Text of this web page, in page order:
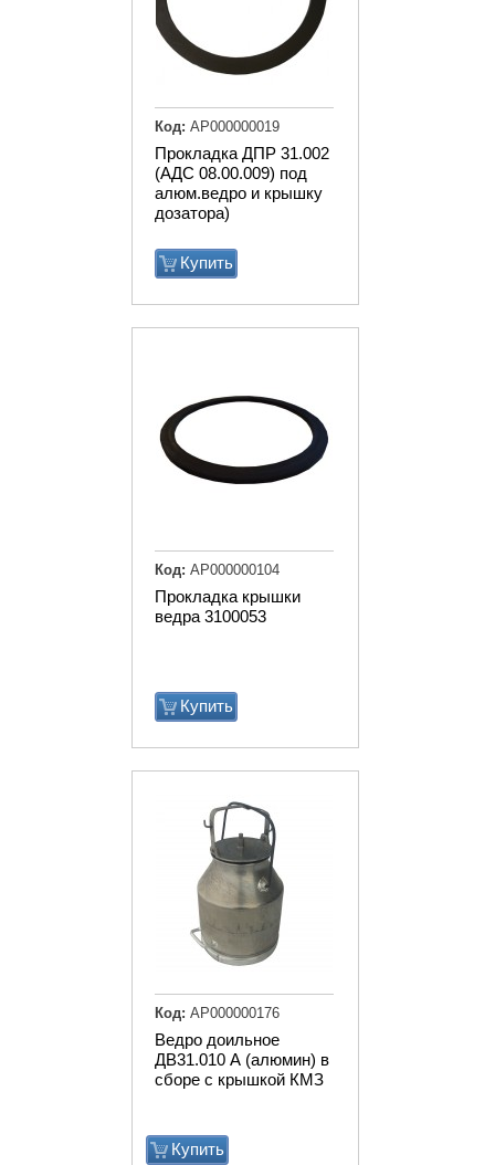
Прокладка ДПР 31.002
(АДС 08.00.009) под
алюм.ведро и крышку
дозатора)
Купить
Код: АР000000019
Прокладка крышки
ведра 3100053
Купить
Код: АР000000104
Ведро доильное
ДВ31.010 А (алюмин) в
сборе с крышкой КМЗ
Купить
Код: АР000000176